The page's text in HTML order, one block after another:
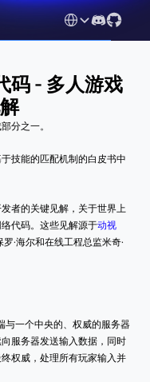
Select Language
码 - 多人游戏
分之一。
技能的匹配机制的白皮书中
者的关键见解，关于世界上
代码。这些见解源于动视
·海尔和在线工程总监米奇·
与一个中央的、权威的服务器
服务器发送输入数据，同时
权威，处理所有玩家输入并